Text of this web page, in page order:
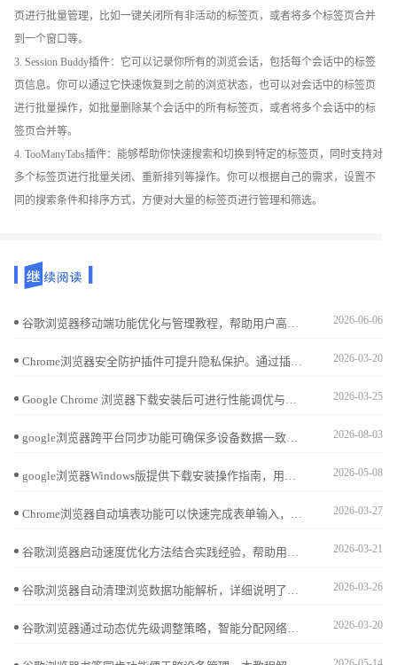
页进行批量管理，比如一键关闭所有非活动的标签页，或者将多个标签页合并
到一个窗口等。
3. Session Buddy插件：它可以记录你所有的浏览会话，包括每个会话中的标签
页信息。你可以通过它快速恢复到之前的浏览状态，也可以对会话中的标签页
进行批量操作，如批量删除某个会话中的所有标签页，或者将多个会话中的标
签页合并等。
4. TooManyTabs插件：能够帮助你快速搜索和切换到特定的标签页，同时支持对
多个标签页进行批量关闭、重新排列等操作。你可以根据自己的需求，设置不
同的搜索条件和排序方式，方便对大量的标签页进行管理和筛选。
2026-06-06
2026-03-20
2026-03-25
2026-08-03
2026-05-08
2026-03-27
2026-03-21
2026-03-26
2026-03-20